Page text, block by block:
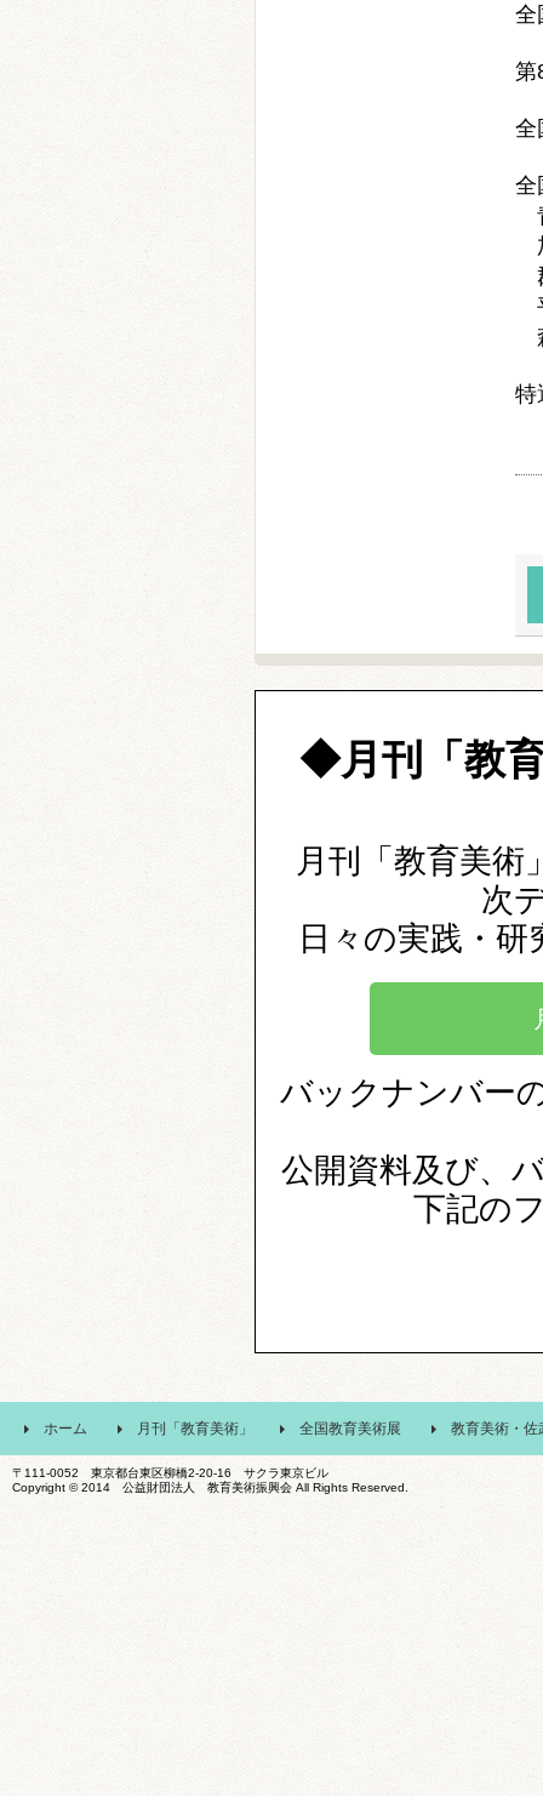
全
第
全
全
特
◆月刊「教
月刊「教育美術
次
日々の実践・
バックナンバー
公開資料及び、
下記の
ホーム 月刊「教育美術」 全国教育美術展 教育美術・佐
〒111-0052 東京都台東区柳橋2-20-16 サクラ東京ビル
Copyright © 2014 公益財団法人 教育美術振興会 All Rights Reserved.